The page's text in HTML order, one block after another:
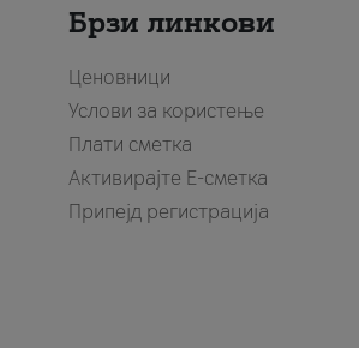
Брзи линкови
Ценовници
Услови за користење
Плати сметка
Активирајте Е-сметка
Припејд регистрација